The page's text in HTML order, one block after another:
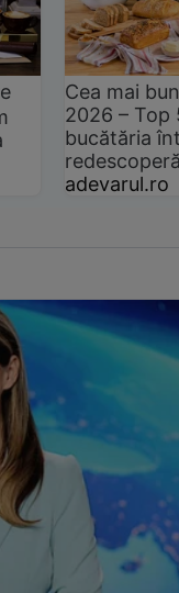
Cea mai
2026 –
bucătăria
adevarul.ro